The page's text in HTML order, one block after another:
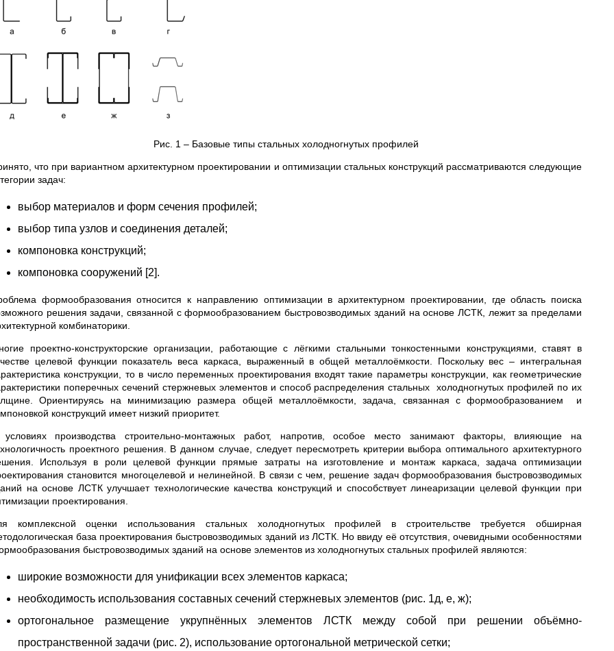
Рис. 1 – Базовые типы стальных холодногнутых профилей
что при вариантном архитектурном проектировании и оптимизации стальных конструкций рассматриваются следующие
задач:
выбор материалов и форм сечения профилей;
выбор типа узлов и соединения деталей;
компоновка конструкций;
компоновка сооружений [2].
формообразования относится к направлению оптимизации в архитектурном проектировании, где область поиска
решения задачи, связанной с формообразованием быстровозводимых зданий на основе ЛСТК, лежит за пределами
комбинаторики.
проектно-конструкторские организации, работающие с лёгкими стальными тонкостенными конструкциями, ставят в
целевой функции показатель веса каркаса, выраженный в общей металлоёмкости. Поскольку вес – интегральная
конструкции, то в число переменных проектирования входят такие параметры конструкции, как геометрические
поперечных сечений стержневых элементов и способ распределения стальных холодногнутых профилей по их
Ориентируясь на минимизацию размера общей металлоёмкости, задача, связанная с формообразованием и
конструкций имеет низкий приоритет.
производства строительно-монтажных работ, напротив, особое место занимают факторы, влияющие на
проектного решения. В данном случае, следует пересмотреть критерии выбора оптимального архитектурного
Используя в роли целевой функции прямые затраты на изготовление и монтаж каркаса, задача оптимизации
становится многоцелевой и нелинейной. В связи с чем, решение задач формообразования быстровозводимых
на основе ЛСТК улучшает технологические качества конструкций и способствует линеаризации целевой функции при
проектирования.
комплексной оценки использования стальных холодногнутых профилей в строительстве требуется обширная
база проектирования быстровозводимых зданий из ЛСТК. Но ввиду её отсутствия, очевидными особенностями
быстровозводимых зданий на основе элементов из холодногнутых стальных профилей являются:
широкие возможности для унификации всех элементов каркаса;
необходимость использования составных сечений стержневых элементов (рис. 1д, е, ж);
ортогональное размещение укрупнённых элементов ЛСТК между собой при решении объёмно-
пространственной задачи (рис. 2), использование ортогональной метрической сетки;